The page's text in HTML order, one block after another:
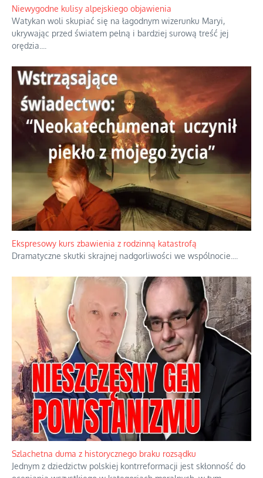
Niewygodne kulisy alpejskiego objawienia
Watykan woli skupiać się na łagodnym wizerunku Maryi,
ukrywając przed światem pełną i bardziej surową treść jej
orędzia.
Ekspresowy kurs zbawienia z rodzinną katastrofą
Dramatyczne skutki skrajnej nadgorliwości we wspólnocie.
Szlachetna duma z historycznego braku rozsądku
Jednym z dziedzictw polskiej kontrreformacji jest skłonność do